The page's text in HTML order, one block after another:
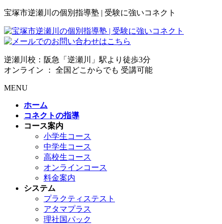
宝塚市逆瀬川の個別指導塾 | 受験に強いコネクト
逆瀬川校：阪急「逆瀬川」駅より徒歩3分
オンライン ： 全国どこからでも 受講可能
MENU
ホーム
コネクトの指導
コース案内
小学生コース
中学生コース
高校生コース
オンラインコース
料金案内
システム
プラクティステスト
アタマプラス
理社国パック